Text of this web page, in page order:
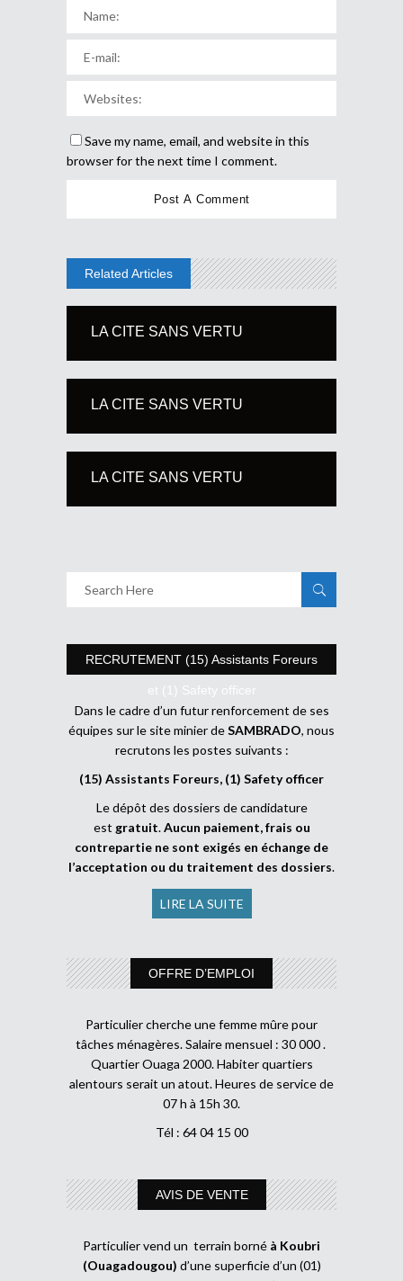
Save my name, email, and website in this
browser for the next time I comment.
Related Articles
LA CITE SANS VERTU
LA CITE SANS VERTU
LA CITE SANS VERTU
RECRUTEMENT (15) Assistants Foreurs
et (1) Safety officer
Dans le cadre d’un futur renforcement de ses
équipes sur le site minier deSAMBRADO, nous
recrutons les postes suivants :
(15) Assistants Foreurs, (1) Safety officer
Le dépôt des dossiers de candidature
est gratuit.Aucun paiement, frais ou
contrepartie ne sont exigés en échange de
l’acceptation ou du traitement des dossiers.
LIRE LA SUITE
OFFRE D’EMPLOI
Particulier cherche une femme mûre pour
tâches ménagères. Salaire mensuel : 30 000 .
Quartier Ouaga 2000. Habiter quartiers
alentours serait un atout. Heures de service de
07 h à 15h 30.
Tél : 64 04 15 00
AVIS DE VENTE
Particulier vend un terrain borné à Koubri
(Ouagadougou) d’une superficie d’un (01)